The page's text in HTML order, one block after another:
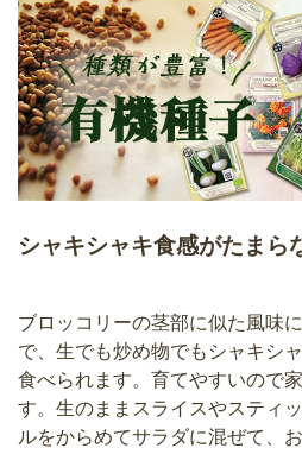
シャキシャキ食感がたまら
ブロッコリーの茎部に似た風味
で、生でも炒め物でもシャキシ
食べられます。育てやすいので
す。生のままスライスやスティ
ルをからめてサラダに混ぜて、